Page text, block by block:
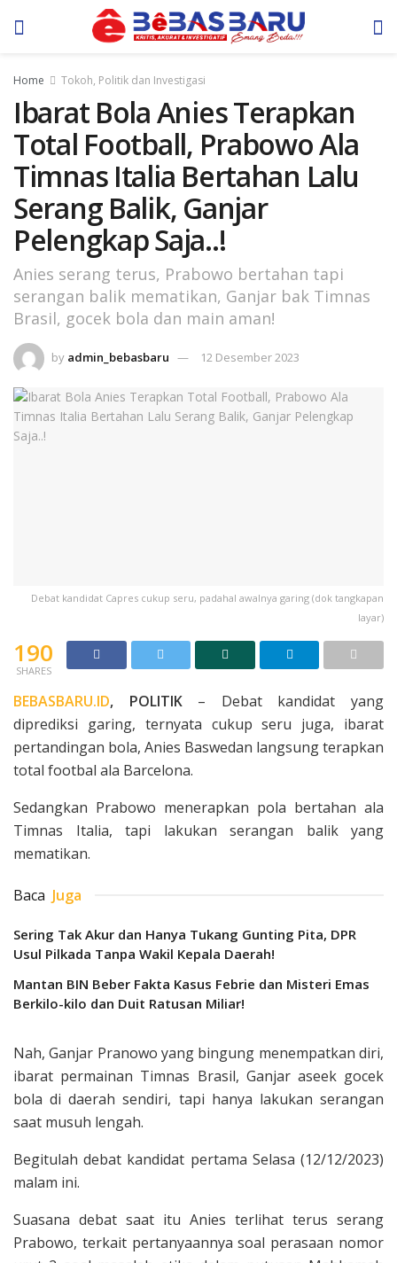
Home Tokoh, Politik dan Investigasi
Ibarat Bola Anies Terapkan
Total Football, Prabowo Ala
Timnas Italia Bertahan Lalu
Serang Balik, Ganjar
Pelengkap Saja..!
Anies serang terus, Prabowo bertahan tapi
serangan balik mematikan, Ganjar bak Timnas
Brasil, gocek bola dan main aman!
by admin_bebasbaru 12 Desember 2023
Debat kandidat Capres cukup seru, padahal awalnya garing (dok tangkapan
layar)
190
SHARES
BEBASBARU.ID, POLITIK– Debat kandidat yang
diprediksi garing, ternyata cukup seru juga, ibarat
pertandingan bola, Anies Baswedan langsung terapkan
total footbal ala Barcelona.
Sedangkan Prabowo menerapkan pola bertahan ala
Timnas Italia, tapi lakukan serangan balik yang
mematikan.
Baca Juga
Sering Tak Akur dan Hanya Tukang Gunting Pita, DPR
Usul Pilkada Tanpa Wakil Kepala Daerah!
Mantan BIN Beber Fakta Kasus Febrie dan Misteri Emas
Berkilo-kilo dan Duit Ratusan Miliar!
Nah, Ganjar Pranowo yang bingung menempatkan diri,
ibarat permainan Timnas Brasil, Ganjar aseek gocek
bola di daerah sendiri, tapi hanya lakukan serangan
saat musuh lengah.
Begitulah debat kandidat pertama Selasa (12/12/2023)
malam ini.
Suasana debat saat itu Anies terlihat terus serang
Prabowo, terkait pertanyaannya soal perasaan nomor